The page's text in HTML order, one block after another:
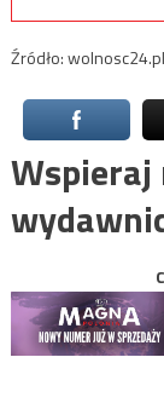
Źródło: wolnosc24.pl
Wspieraj